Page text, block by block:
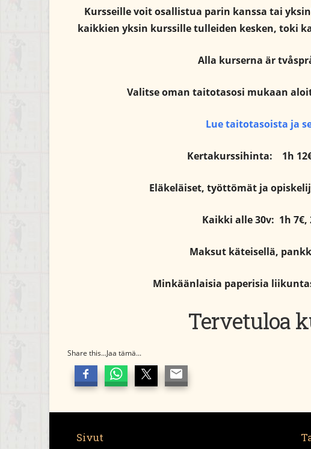
Kursseille voit osallistua parin kanssa tai
kaikkien yksin kurssille tulleiden kesken, toki
Alla kurserna är
Valitse oman taitotasosi mukaan
Lue taitotasoista ja
Kertakurssihinta: 1h
Eläkeläiset, työttömät ja
Kaikki alle 30v: 1h 7€,
Maksut käteisellä,
Minkäänlaisia paperisia
Tervetuloa
Share this...Jaa tämä...
Sivut